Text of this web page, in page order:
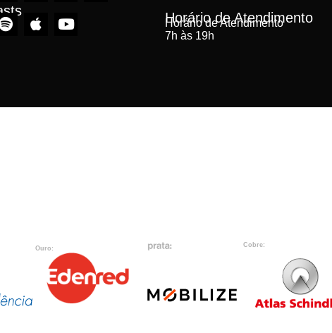
Horário de Atendimento
Horário de Atendimento
7h às 19h
Ouro:
Cobre: